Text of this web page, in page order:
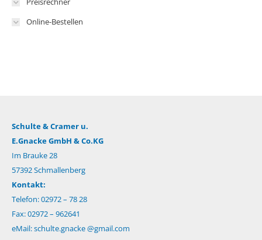
Online-Bestellen
Schulte & Cramer u.
E.Gnacke GmbH & Co.KG
Im Brauke 28
57392 Schmallenberg
Kontakt:
Telefon: 02972 – 78 28
Fax: 02972 – 962641
eMail:schulte.gnacke @gmail.com